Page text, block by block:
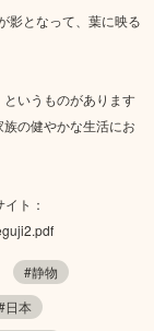
影となって、葉に映る
いうものがあります
の健やかな生活にお
ト：
#静物
日本